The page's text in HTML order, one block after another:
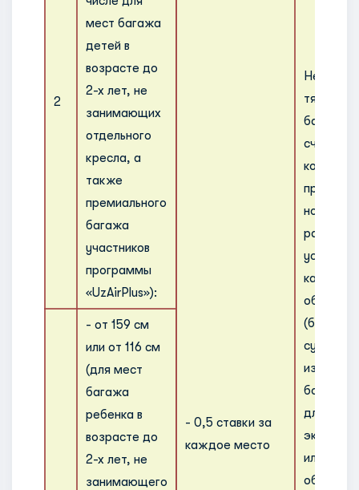
2
мест багажа
детей в
возрасте до
2-х лет, не
занимающих
отдельного
кресла, а
также
премиального
багажа
участников
программы
«UzAirPlus»):
- 0,5 ставки за
каждое место
багажом
которые
размеры
каждого
(более
сумме
более 23
для
или
- от 159 см
или от 116 см
(для мест
багажа
ребенка в
возрасте до
2-х лет, не
занимающего